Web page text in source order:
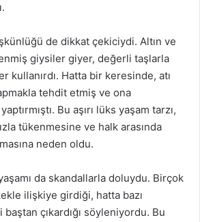
de dikkat çekiciydi. Altın ve
giysiler giyer, değerli taşlarla
kullanırdı. Hatta bir keresinde, atı
tehdit etmiş ve ona
Bu aşırı lüks yaşam tarzı,
tükenmesine ve halk arasında
neden oldu.
da skandallarla doluydu. Birçok
ilişkiye girdiği, hatta bazı
çıkardığı söyleniyordu. Bu